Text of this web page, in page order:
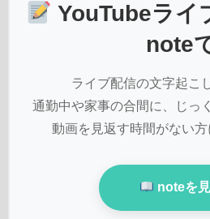
YouTubeライ
note
ライブ配信の文字起こ
通勤中や家事の合間に、じっ
動画を見返す時間がない方
noteを